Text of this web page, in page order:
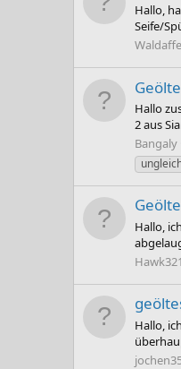
Hallo,
Seife/
Waldaffe
Hallo
2 aus
Bangaly
Hallo,
Hawk321
Hallo,